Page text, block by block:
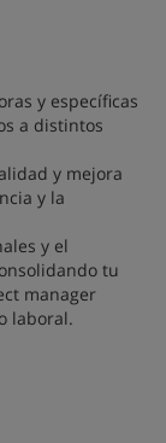
y específicas
a distintos
y mejora
y la
y el
tu
manager
laboral.